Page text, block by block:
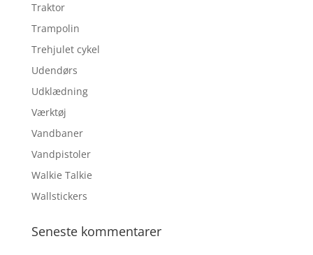
Traktor
Trampolin
Trehjulet cykel
Udendørs
Udklædning
Værktøj
Vandbaner
Vandpistoler
Walkie Talkie
Wallstickers
Seneste kommentarer